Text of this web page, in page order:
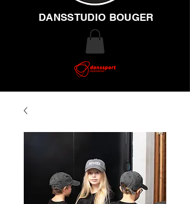
DANSSTUDIO BOUGER